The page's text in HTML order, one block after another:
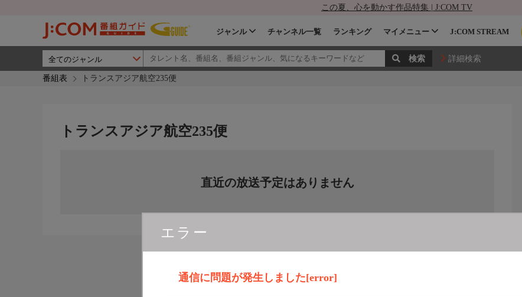
この夏、心を動かす作品特集 | J:COM TV
ジャンル チャンネル一覧 ランキング マイメニュー J:COM STREAM
詳細検索
番組表 トランスアジア航空235便
エラー
通信に問題が発生しました[error]
トランスアジア航空235便
直近の放送予定はありません